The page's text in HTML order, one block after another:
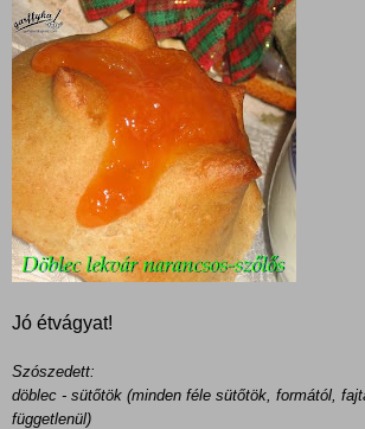
Jó étvágyat!
Szószedett:
döblec - sütőtök (minden féle sütőtök, formától,
függetlenül)